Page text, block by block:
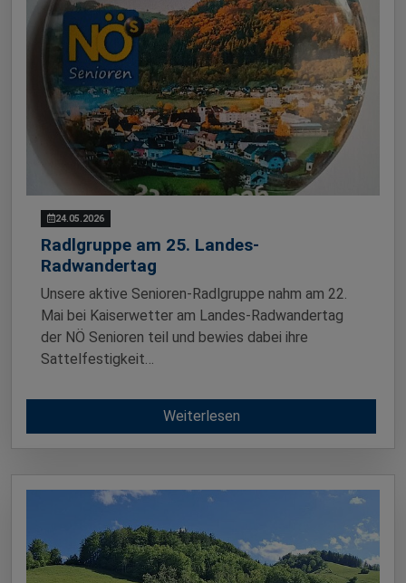
24.05.2026
Radlgruppe am 25. Landes-
Radwandertag
Unsere aktive Senioren-Radlgruppe nahm am 22.
Mai bei Kaiserwetter am Landes-Radwandertag
der NÖ Senioren teil und bewies dabei ihre
Sattelfestigkeit…
Weiterlesen